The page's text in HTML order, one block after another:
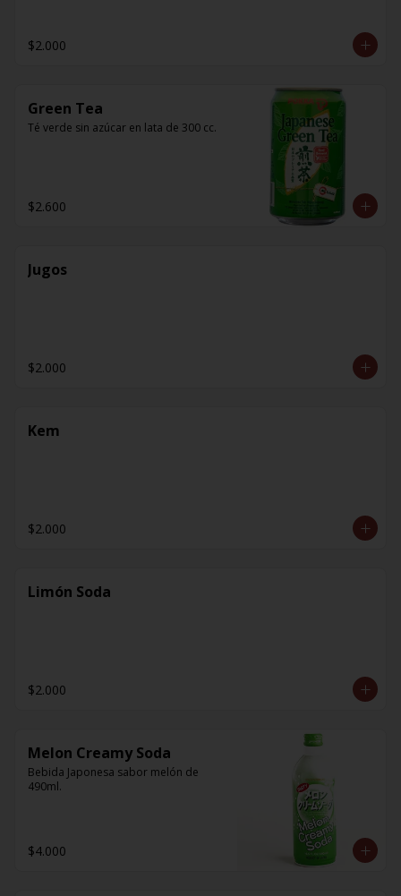
$2.000
Green Tea
Té verde sin azúcar en lata de 300 cc.
$2.600
Jugos
$2.000
Kem
$2.000
Limón Soda
$2.000
Melon Creamy Soda
Bebida Japonesa sabor melón de
490ml.
$4.000